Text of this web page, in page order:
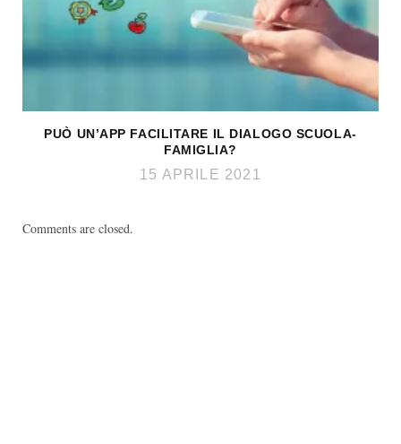
PUÒ UN’APP FACILITARE IL DIALOGO SCUOLA-
FAMIGLIA?
15 APRILE 2021
Comments are closed.